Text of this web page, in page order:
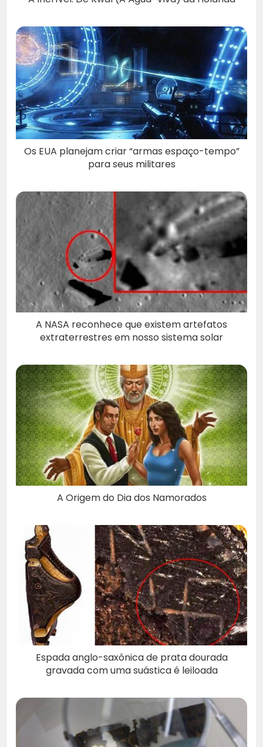
Os EUA planejam criar “armas espaço-tempo”
para seus militares
A NASA reconhece que existem artefatos
extraterrestres em nosso sistema solar
A Origem do Dia dos Namorados
Espada anglo-saxônica de prata dourada
gravada com uma suástica é leiloada